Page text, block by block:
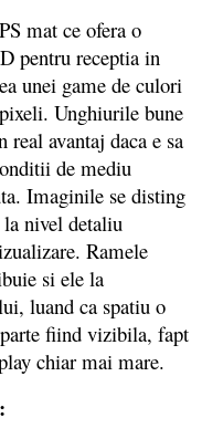
mat ce ofera o
pentru receptia in
unei game de culori
Unghiurile bune
avantaj daca e sa
de mediu
Imaginile se disting
nivel detaliu
Ramele
si ele la
luand ca spatiu o
fiind vizibila, fapt
chiar mai mare.